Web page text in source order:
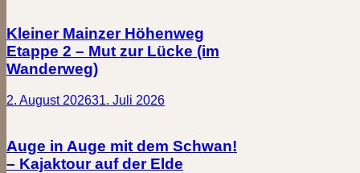
Kleiner Mainzer Höhenweg
Etappe 2 – Mut zur Lücke (im
Wanderweg)
2. August 202631. Juli 2026
Auge in Auge mit dem Schwan!
– Kajaktour auf der Elde